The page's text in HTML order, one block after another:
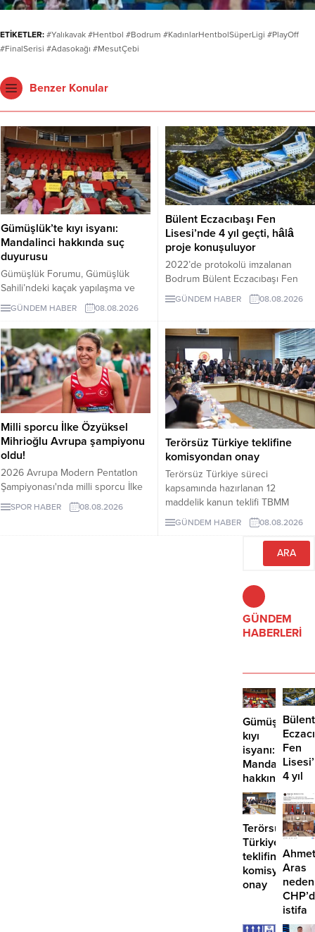
ETİKETLER: #Yalıkavak #Hentbol #Bodrum #KadınlarHentbolSüperLigi #PlayOff
#FinalSerisi #Adasokağı #MesutÇebi
Benzer Konular
Gümüşlük’te kıyı isyanı:
Mandalinci hakkında suç
duyurusu
Gümüşlük Forumu, Gümüşlük
Sahili’ndeki kaçak yapılaşma ve
Çayıraltı Halk Plajı’ndaki işgal
iddiaları nedeniyle Bodrum
Belediye Başkanı Tamer
Mandalinci hakkında suç
duyurusunda bulundu.
GÜNDEM HABER 08.08.2026
Bülent Eczacıbaşı Fen
Lisesi’nde 4 yıl geçti, hâlâ
proje konuşuluyor
2022’de protokolü imzalanan
Bodrum Bülent Eczacıbaşı Fen
Lisesi için dört yıl sonra hâlâ proje
süreci görüşülüyor. Okulun ne
kabul edeceği belirsiz.
GÜNDEM HABER 08.08.2026
Milli sporcu İlke Özyüksel
Mihrioğlu Avrupa şampiyonu
oldu!
2026 Avrupa Modern Pentatlon
Şampiyonası'nda milli sporcu İlke
Özyüksel Mihrioğlu, altın madalya
kazandı. Mihrioğlu, pentatlon'da
SPOR HABER 08.08.2026
Terörsüz Türkiye teklifine
komisyondan onay
Terörsüz Türkiye süreci
kapsamında hazırlanan 12
maddelik kanun teklifi TBMM
Adalet Komisyonunda kabul edildi.
Teklif 5 ve 10 yıllık erteleme
düzenlemeleri içeriyor.
GÜNDEM HABER 08.08.2026
GÜNDEM
HABERLERİ
Gümüşlük’te
kıyı
isyanı:
Mandalinci
hakkında
suç
duyurusu
Bülent
Fen
4 yıl
geçti,
hâlâ
proje
Terörsüz
Türkiye
teklifine
komisyondan
onay
Ahmet
Aras
neden
istifa